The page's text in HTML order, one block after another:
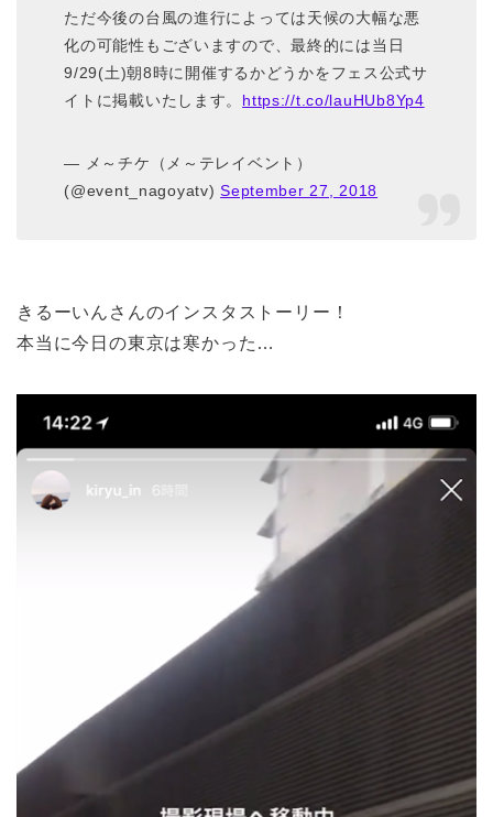
ただ今後の台風の進行によっては天候の大幅な悪
化の可能性もございますので、最終的には当日
9/29(土)朝8時に開催するかどうかをフェス公式サ
イトに掲載いたします。 https://t.co/lauHUb8Yp4
— メ～チケ（メ～テレイベント）
(@event_nagoyatv)September 27, 2018
きるーいんさんのインスタストーリー！
本当に今日の東京は寒かった…